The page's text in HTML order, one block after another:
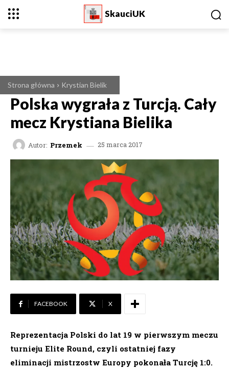
SkauciUK
Strona główna Krystian Bielik
Polska wygrała z Turcją. Cały
mecz Krystiana Bielika
Autor: Przemek 25 marca 2017
FACEBOOK X
Reprezentacja Polski do lat 19 w pierwszym meczu
turnieju Elite Round, czyli ostatniej fazy
eliminacji mistrzostw Europy pokonała Turcję 1:0.